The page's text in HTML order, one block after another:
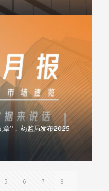
章”， 药监局发布2025
5 6 7 8